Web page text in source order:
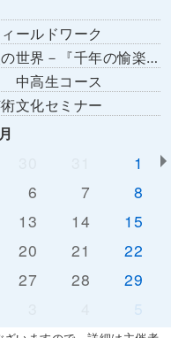
ールドワーク
年の愉楽』『奇蹟』より－」
中高生コース
文化セミナー
1
6 7
8
13 14
15
20 21
22
27 28
29
5